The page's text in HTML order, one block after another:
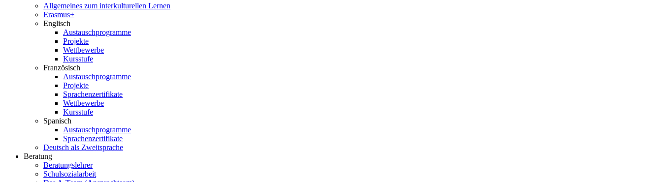
Allgemeines zum interkulturellen Lernen
Erasmus+
Englisch
Austauschprogramme
Projekte
Wettbewerbe
Kursstufe
Französisch
Austauschprogramme
Projekte
Sprachenzertifikate
Wettbewerbe
Kursstufe
Spanisch
Austauschprogramme
Sprachenzertifikate
Deutsch als Zweitsprache
Beratung
Beratungslehrer
Schulsozialarbeit